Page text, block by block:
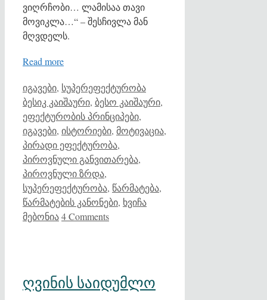
ვიღრჩობი… ლამისაა თავი
მოვიკლა…“ – შესჩივლა მან
მღვდელს.
Read more
Categories
იგავები, სუპერეფექტურობაTags
ბესიკ კაიშაური, ბესო კაიშაური,
ეფექტურობის პრინციპები,
იგავები, ისტორიები, მოტივაცია,
პირადი ეფექტურობა,
პიროვნული განვითარება,
პიროვნული ზრდა,
სუპერეფექტურობა, წარმატება,
წარმატების კანონები, ხვიჩა
მებონია4 Comments
ღვინის საიდუმლო